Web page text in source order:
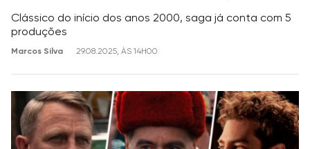
Clássico do início dos anos 2000, saga já conta com 5
produções
Marcos Silva 29.08.2025, ÀS 14H00